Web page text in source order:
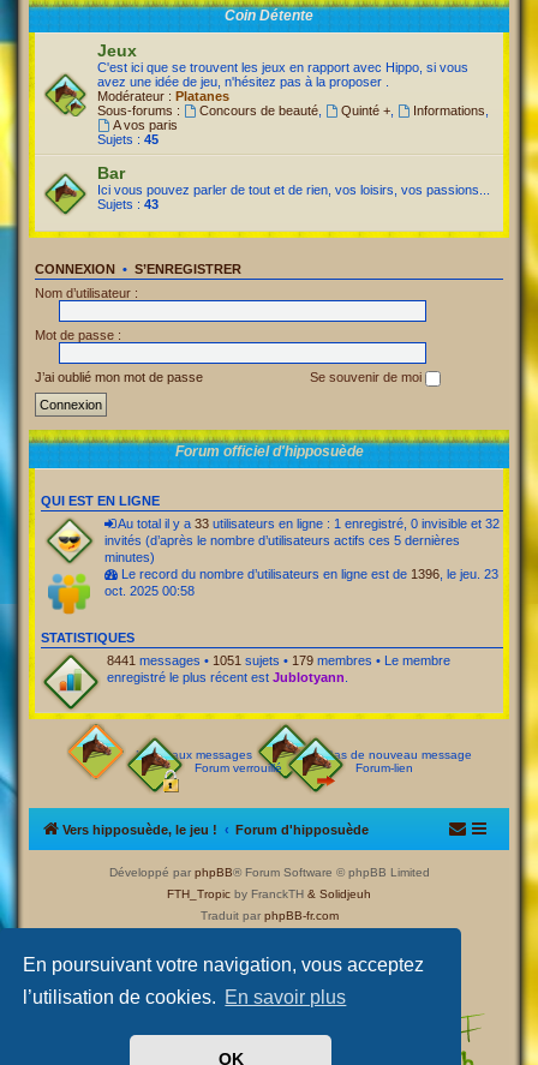
En poursuivant votre navigation, vous acceptez
l’utilisation de cookies. En savoir plus
OK
Coin Détente
Jeux
C'est ici que se trouvent les jeux en rapport avec Hippo, si vous
avez une idée de jeu, n'hésitez pas à la proposer .
Modérateur : Platanes
Sous-forums :
Concours de beauté, Quinté +, Informations
A vos paris
Sujets : 45
Bar
Ici vous pouvez parler de tout et de rien, vos loisirs, vos passions...
Sujets : 43
CONNEXION • S’ENREGISTRER
Nom d’utilisateur :
Mot de passe :
J’ai oublié mon mot de passe Se souvenir de moi
Forum officiel d'hipposuède
QUI EST EN LIGNE
Au total il y a 33 utilisateurs en ligne : 1 enregistré, 0 invisible et 32
invités (d’après le nombre d’utilisateurs actifs ces 5 dernières
minutes)
Le record du nombre d’utilisateurs en ligne est de 1396 , le jeu. 23
oct. 2025 00:58
STATISTIQUES
8441 messages • 1051 sujets • 179 membres • Le membre
enregistré le plus récent est Jublotyann
Nouveaux messages
Pas de nouveau message
Forum verrouillé
Forum-lien
Vers hipposuède, le jeu ! Forum d'hipposuède
Développé par phpBB® Forum Software © phpBB Limited
FTH_Tropic by FranckTH & Solidjeuh
Traduit par phpBB-fr.com